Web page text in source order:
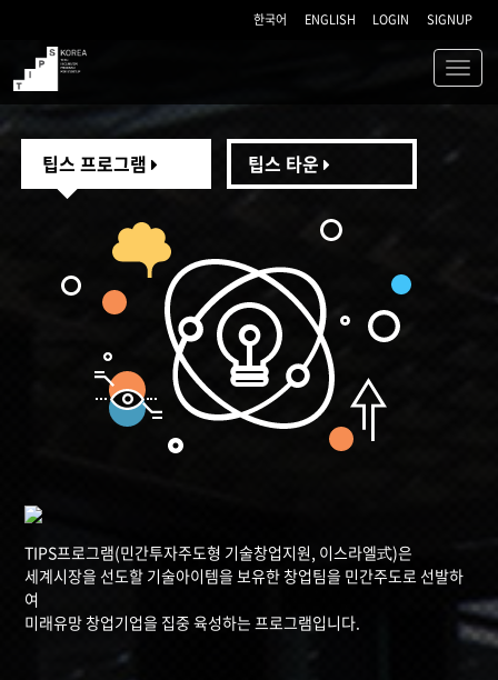
한국어 ENGLISH LOGIN SIGNUP
TIPS
팁스 프로그램 팁스 타운
TIPS프로그램(민간투자주도형 기술창업지원, 이스라엘式)은
세계시장을 선도할 기술아이템을 보유한 창업팀을 민간주도로 선발하
여
미래유망 창업기업을 집중 육성하는 프로그램입니다.